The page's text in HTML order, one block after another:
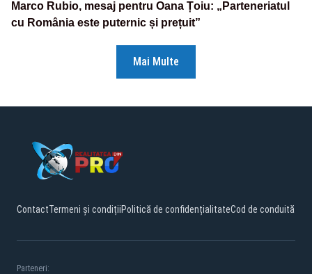
Marco Rubio, mesaj pentru Oana Țoiu: „Parteneriatul
cu România este puternic și prețuit”
Mai Multe
ContactTermeni și condițiiPolitică de confidențialitateCod de conduită
Parteneri: